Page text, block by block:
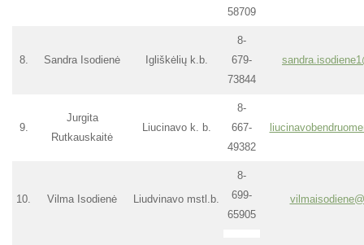
58709
8. Sandra Isodienė Igliškėlių k.b.
8-
679-
73844
9.
Jurgita
Rutkauskaitė
Liucinavo k. b.
8-
667-
49382
10. Vilma Isodienė Liudvinavo mstl.b.
8-
699-
65905